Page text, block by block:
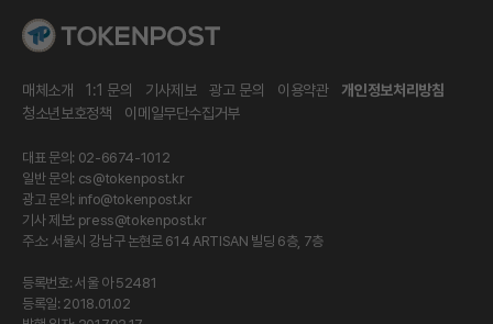
매체소개 1:1 문의 기사제보 광고 문의 이용약관
개인정보처리방침
청소년보호정책
이메일무단수집거부
대표 문의: 02-6674-1012
일반 문의: cs@tokenpost.kr
광고 문의: info@tokenpost.kr
기사 제보: press@tokenpost.kr
주소: 서울시 강남구 논현로 614 ARTISAN 빌딩 6층, 7층
등록번호: 서울 아 52481
등록일: 2018.01.02